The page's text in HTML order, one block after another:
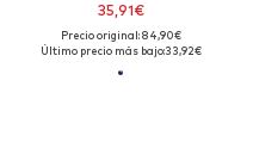
35,91€
Precio original: 84,90€
Último precio más bajo:33,92€